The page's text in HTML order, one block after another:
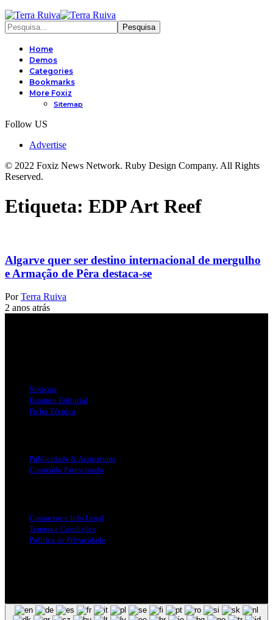
Home
Demos
Categories
Bookmarks
More Foxiz
Sitemap
Follow US
Advertise
© 2022 Foxiz News Network. Ruby Design Company. All Rights
Reserved.
Etiqueta: EDP Art Reef
Algarve quer ser destino internacional de mergulho
e Armação de Pêra destaca-se
Por Terra Ruiva
2 anos atrás
Notícias
Estatuto Editorial
Ficha Técnica
Publicidade & Assinaturas
Conteúdo Patrocinado
Contactos e Info Legal
Termos e Condições
Politica de Privacidade